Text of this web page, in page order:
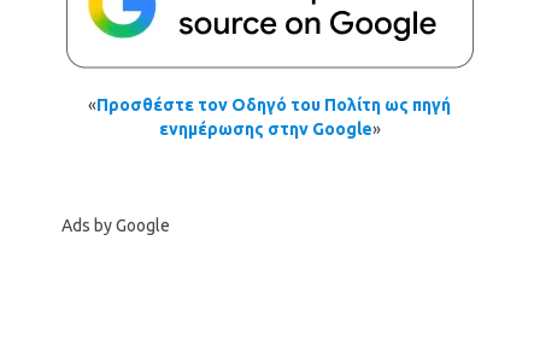
«Προσθέστε τον Οδηγό του Πολίτη ως πηγή
ενημέρωσης στην Google»
Ads by Google